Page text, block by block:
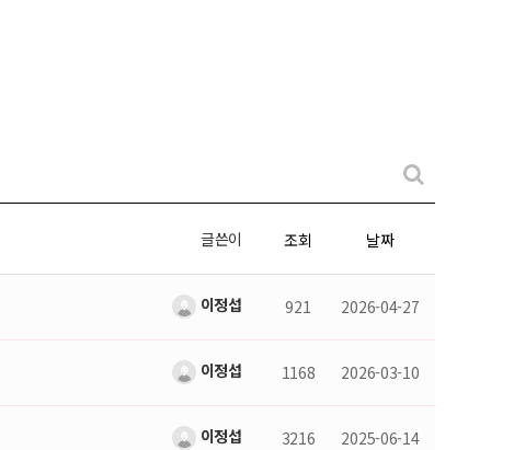
글쓴이 조회 날짜
이정섭 921 2026-04-27
이정섭 1168 2026-03-10
이정섭 3216 2025-06-14